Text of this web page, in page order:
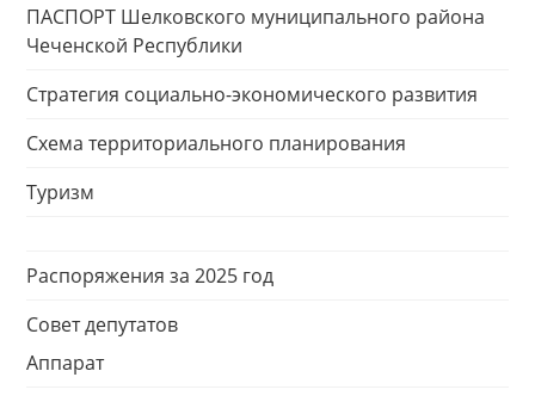
ПАСПОРТ Шелковского муниципального района
Чеченской Республики
Стратегия социально-экономического развития
Схема территориального планирования
Туризм
Распоряжения за 2025 год
Совет депутатов
Аппарат